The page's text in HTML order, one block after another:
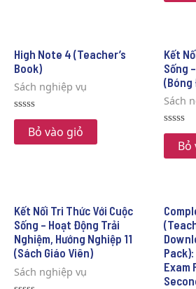
of
High Note 4 (Teacher’s
Book)
Sách nghiệp vụ
Rated
of
Bỏ vào giỏ
Kết
Sống
(Bóng
Sách
Rated
of
Bỏ
Kết Nối Tri Thức Với Cuộc
Sống – Hoạt Động Trải
Nghiệm, Hướng Nghiệp 11
(Sách Giáo Viên)
Sách nghiệp vụ
Exam